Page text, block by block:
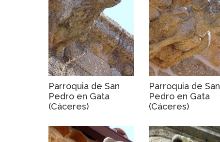
Parroquia de San
Pedro en Gata
(Cáceres)
Parroquia de San
Pedro en Gata
(Cáceres)